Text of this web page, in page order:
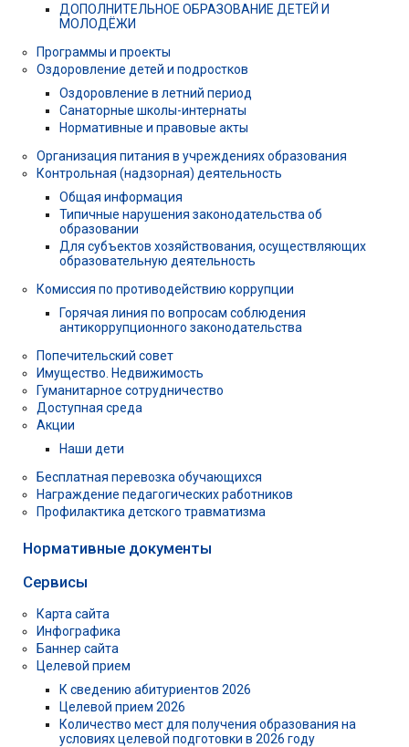
ДОПОЛНИТЕЛЬНОЕ ОБРАЗОВАНИЕ ДЕТЕЙ И
МОЛОДЁЖИ
Программы и проекты
Оздоровление детей и подростков
Оздоровление в летний период
Санаторные школы-интернаты
Нормативные и правовые акты
Организация питания в учреждениях образования
Контрольная (надзорная) деятельность
Общая информация
Типичные нарушения законодательства об
образовании
Для субъектов хозяйствования, осуществляющих
образовательную деятельность
Комиссия по противодействию коррупции
Горячая линия по вопросам соблюдения
антикоррупционного законодательства
Попечительский совет
Имущество. Недвижимость
Гуманитарное сотрудничество
Доступная среда
Акции
Наши дети
Бесплатная перевозка обучающихся
Награждение педагогических работников
Профилактика детского травматизма
Нормативные документы
Сервисы
Карта сайта
Инфографика
Баннер сайта
Целевой прием
К сведению абитуриентов 2026
Целевой прием 2026
Количество мест для получения образования на
условиях целевой подготовки в 2026 году